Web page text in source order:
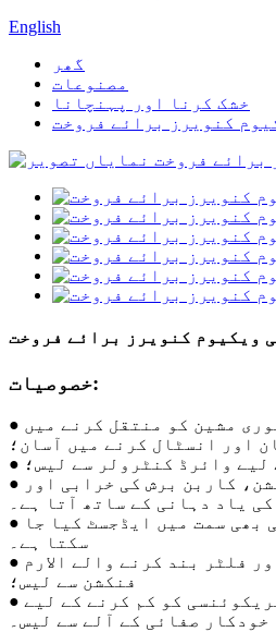
English
گھر
مصنوعات
خشک کرنا اور پہنچانا
کنویرز برائے فروخت
ویکیوم کنویرز برائے فروخت
خصوصیات:
● سائز میں چھوٹا، پوری مشین کو منتقل کرنے میں
اور انسٹال کرنے میں آسان؛
لیے وائرڈ کنٹرولر سے لیس؛
● موٹر اسٹارٹ پروٹیکشن، کاربن برش کی خرابی اور
یاد دہانی کے ساتھ آتا ہے۔
● ہوپر اور بیس کو کسی بھی سمت میں ایڈجسٹ کیا جا
سکتا ہے۔
● تفریق دباؤ سوئچ اور فلٹر بند کرنے والے الارم
فنکشن سے لیس؛
● دستی صفائی کی فریکوئنسی کو کم کرنے کے لیے
خودکار صفائی کے آلے سے لیس۔